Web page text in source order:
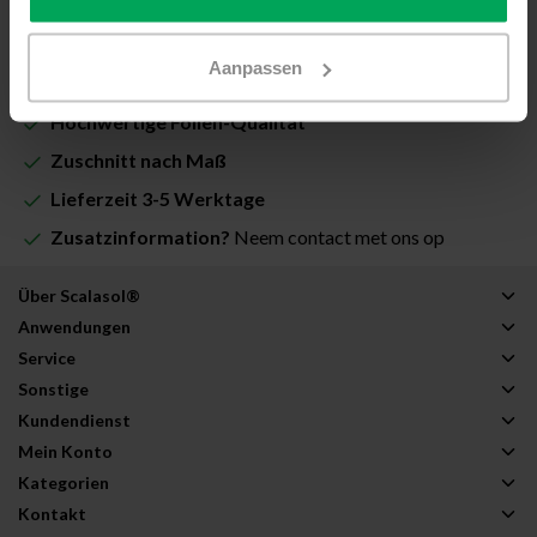
Aanpassen
Nicht auf Lager
Hochwertige Folien-Qualität
Zuschnitt nach Maß
Lieferzeit 3-5 Werktage
Zusatzinformation? Neem contact met ons op
Über Scalasol®
Anwendungen
Service
Sonstige
Kundendienst
Mein Konto
Kategorien
Kontakt